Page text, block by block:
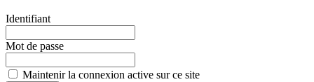
Identifiant
Mot de passe
Maintenir la connexion active sur ce site